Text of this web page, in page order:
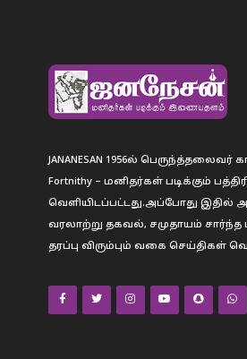
JANANESAN 1956ல் பெருந்த்தலைவர்
Fortnithy – மனிதர்கள் படிக்கும்
வெளியிடப்பட்டது.அப்போது இதில்
வரலாற்று தகவல், சமுதாயம்
தரப்பு விரும்பும் வகை செய்திகள்